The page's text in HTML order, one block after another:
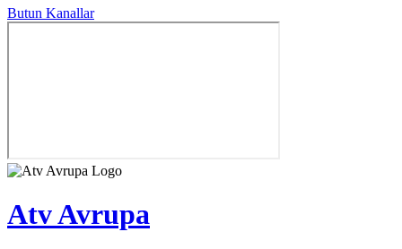
Butun Kanallar
Atv Avrupa